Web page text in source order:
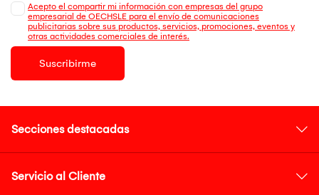
Acepto el compartir mi información con empresas del grupo
empresarial de OECHSLE para el envío de comunicaciones
publicitarias sobre sus productos, servicios, promociones, eventos y
otras actividades comerciales de interés.
Suscribirme
Secciones destacadas
Servicio al Cliente